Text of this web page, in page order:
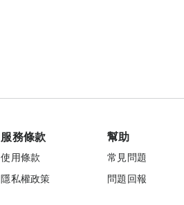
服務條款
使用條款
隱私權政策
幫助
常見問題
問題回報